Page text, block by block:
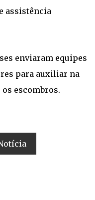
assistência
enviaram equipes
para auxiliar na
escombros.